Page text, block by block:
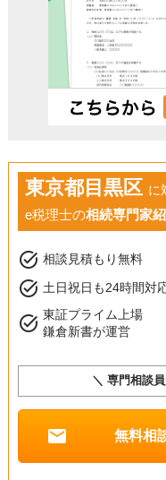
東京都目黒区 に
e税理士の相続専門家
task_alt 相談見積もり無料
task_alt 土日祝日も24時間対
task_alt 東証プライム上場
鎌倉新書が運営
＼ 専門相談
mail 無料相